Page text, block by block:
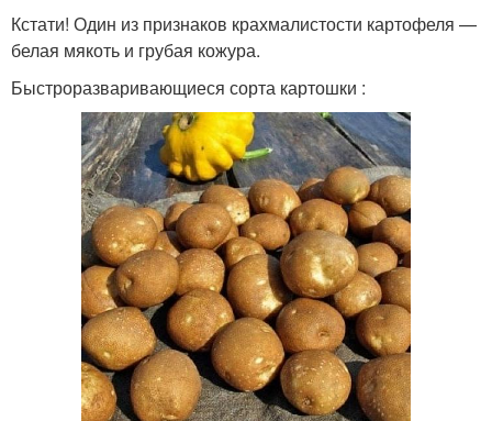
Кстати! Один из признаков крахмалистости картофеля —
белая мякоть и грубая кожура.
Быстроразваривающиеся сорта картошки :